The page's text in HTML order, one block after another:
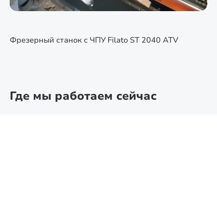
Фрезерный станок с ЧПУ Filato ST 2040 ATV
Где мы работаем сейчас